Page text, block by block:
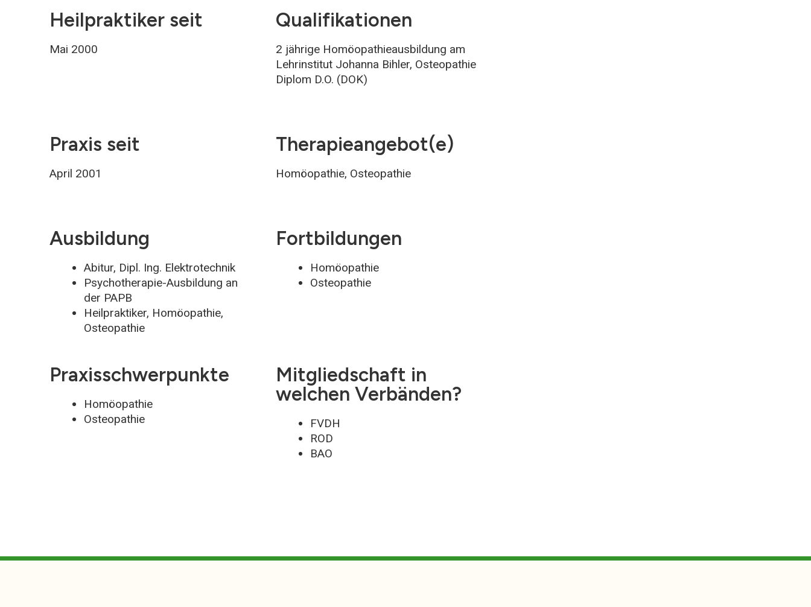
Heilpraktiker seit
Mai 2000
Qualifikationen
2 jährige Homöopathieausbildung am
Lehrinstitut Johanna Bihler, Osteopathie
Diplom D.O. (DOK)
Praxis seit
April 2001
Therapieangebot(e)
Homöopathie, Osteopathie
Ausbildung
Abitur, Dipl. Ing. Elektrotechnik
Psychotherapie-Ausbildung an
der PAPB
Heilpraktiker, Homöopathie,
Osteopathie
Fortbildungen
Homöopathie
Osteopathie
Praxisschwerpunkte
Homöopathie
Osteopathie
Mitgliedschaft in
welchen Verbänden?
FVDH
ROD
BAO